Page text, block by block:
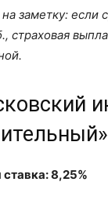
заметку: если
страховая
8,25%